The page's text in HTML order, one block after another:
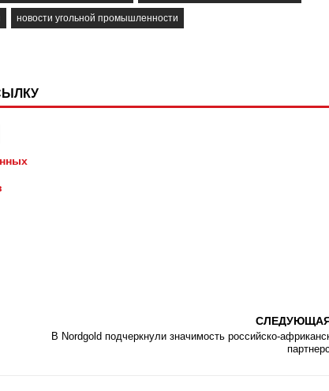
новости угольной промышленности
В Nordgold подчеркнули значимость российско-